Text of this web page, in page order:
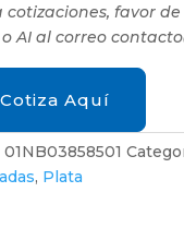
cotizaciones, favor
o AI al correo
Cotiza Aquí
01NB03858501
, Plata